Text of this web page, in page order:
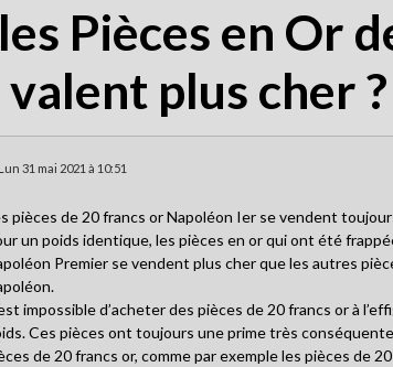
Pièces en Or
plus cher ?
31 mai 2021 à 10:51
pièces de 20 francs or Napoléon Ier se vendent
un poids identique, les pièces en or qui ont été
Premier se vendent plus cher que les autres
impossible d’acheter des pièces de 20 francs or à
Ces pièces ont toujours une prime très
de 20 francs or, comme par exemple les pièces de